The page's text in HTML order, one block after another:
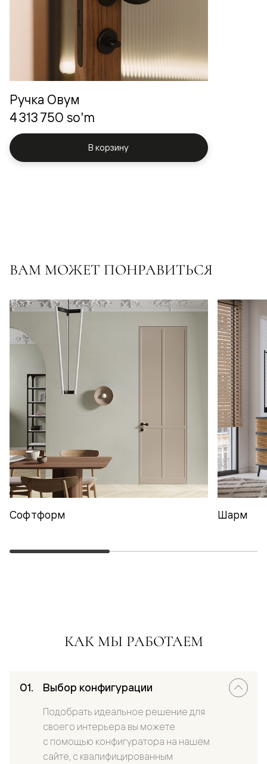
Ручка Овум
4 313 750 so'm
В корзину
ВАМ МОЖЕТ ПОНРАВИТЬСЯ
Софтформ Шарм
КАК МЫ РАБОТАЕМ
Выбор конфигурации
Подобрать идеальное решение для
своего интерьера вы можете
с помощью конфигуратора на нашем
сайте, с квалифицированным